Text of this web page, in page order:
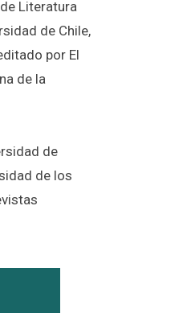
Literatura
de Chile,
por El
de la
de
de los